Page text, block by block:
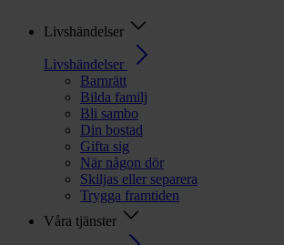
Livshändelser
Livshändelser
Barnrätt
Bilda familj
Bli sambo
Din bostad
Gifta sig
När någon dör
Skiljas eller separera
Trygga framtiden
Våra tjänster